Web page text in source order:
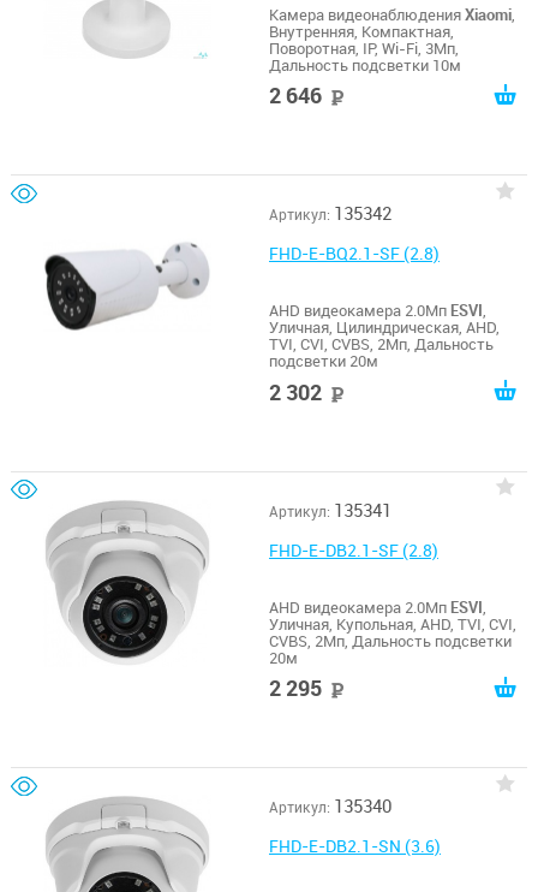
Камера видеонаблюденияXiaomi,
Внутренняя, Компактная,
Поворотная, IP, Wi-Fi, 3Мп,
Дальность подсветки 10м
2 646
Артикул: 135342
FHD-E-BQ2.1-SF (2.8)
AHD видеокамера 2.0Мп ESVI,
Уличная, Цилиндрическая, AHD,
TVI, CVI, CVBS, 2Мп, Дальность
подсветки 20м
2 302
Артикул: 135341
FHD-E-DB2.1-SF (2.8)
AHD видеокамера 2.0Мп ESVI
Уличная, Купольная, AHD, TVI, CVI,
CVBS, 2Мп, Дальность подсветки
20м
2 295
Артикул: 135340
FHD-E-DB2.1-SN (3.6)